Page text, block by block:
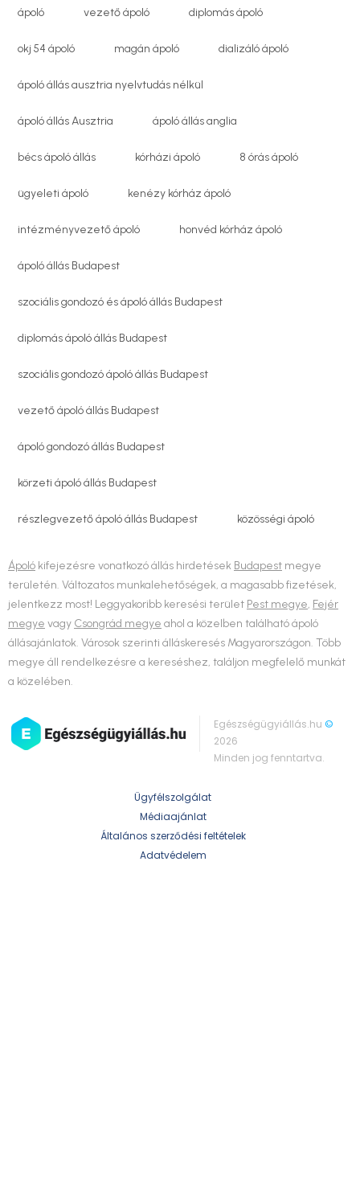
ápoló vezető ápoló diplomás ápoló
okj 54 ápoló magán ápoló dializáló ápoló
ápoló állás ausztria nyelvtudás nélkül
ápoló állás Ausztria ápoló állás anglia
bécs ápoló állás kórházi ápoló 8 órás ápoló
ügyeleti ápoló kenézy kórház ápoló
intézményvezető ápoló honvéd kórház ápoló
ápoló állás Budapest
szociális gondozó és ápoló állás Budapest
diplomás ápoló állás Budapest
szociális gondozó ápoló állás Budapest
vezető ápoló állás Budapest
ápoló gondozó állás Budapest
körzeti ápoló állás Budapest
részlegvezető ápoló állás Budapest közösségi ápoló
Ápoló kifejezésre vonatkozó állás hirdetések Budapest megye
területén. Változatos munkalehetőségek, a magasabb fizetések,
jelentkezz most! Leggyakoribb keresési terület Pest megye, Fejér
megye vagy Csongrád megye ahol a közelben található ápoló
állásajánlatok. Városok szerinti álláskeresés Magyarországon. Több
megye áll rendelkezésre a kereséshez, találjon megfelelő munkát
a közelében.
Egészségügyiállás.hu©
2026
Minden jog fenntartva.
Ügyfélszolgálat
Médiaajánlat
Általános szerződési feltételek
Adatvédelem